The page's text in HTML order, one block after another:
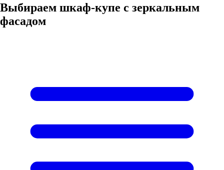
Выбираем шкаф-купе с зеркальным
фасадом